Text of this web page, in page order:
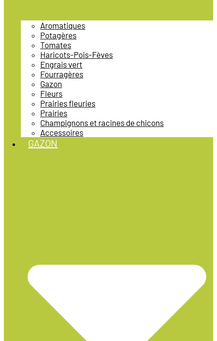
Aromatiques
Potagères
Tomates
Haricots-Pois-Fèves
Engrais vert
Fourragères
Gazon
Fleurs
Prairies fleuries
Prairies
Champignons et racines de chicons
Accessoires
GAZON